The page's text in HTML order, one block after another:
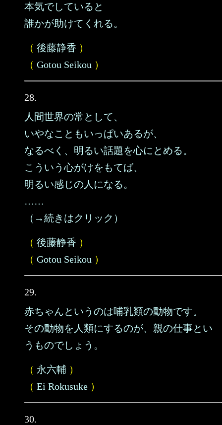
本気でしていると
誰かが助けてくれる。
（ 後藤静香 ）
（ Gotou Seikou ）
28.
人間世界の常として、
いやなこともいっぱいあるが、
なるべく、明るい話題を心にとめる。
こういう心がけをもてば、
明るい感じの人になる。
……
（→続きはクリック）
（ 後藤静香 ）
（ Gotou Seikou ）
29.
赤ちゃんというのは哺乳類の動物です。
その動物を人類にするのが、親の仕事とい
うものでしょう。
（ 永六輔 ）
（ Ei Rokusuke ）
30.